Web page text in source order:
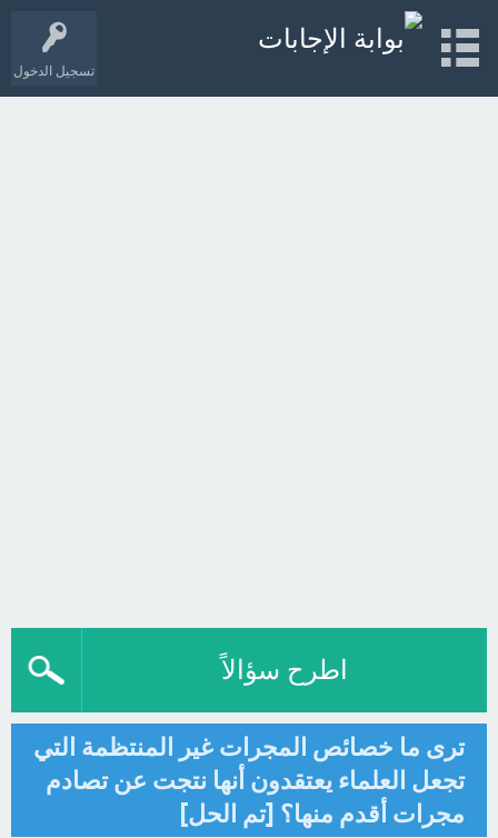
تسجيل الدخول
اطرح سؤالاً
ترى ما خصائص المجرات غير المنتظمة التي
تجعل العلماء يعتقدون أنها نتجت عن تصادم
مجرات أقدم منها؟ [تم الحل]